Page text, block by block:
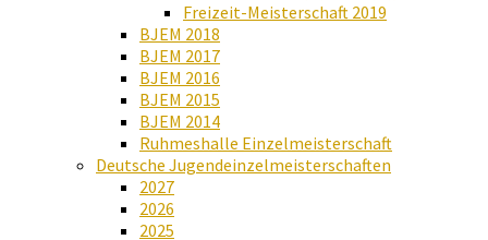
Freizeit-Meisterschaft 2019
BJEM 2018
BJEM 2017
BJEM 2016
BJEM 2015
BJEM 2014
Ruhmeshalle Einzelmeisterschaft
Deutsche Jugendeinzelmeisterschaften
2027
2026
2025